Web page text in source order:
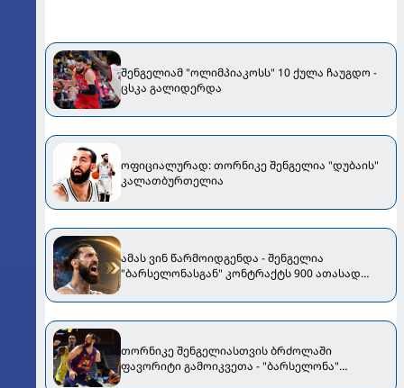
შენგელიამ "ოლიმპიაკოსს" 10 ქულა ჩაუგდო -
ცსკა გალიდერდა
ოფიციალურად: თორნიკე შენგელია "დუბაის"
კალათბურთელია
ამას ვინ წარმოიდგენდა - შენგელია
"ბარსელონასგან" კონტრაქტს 900 ათასად
თორნიკე შენგელიასთვის ბრძოლაში
ფავორიტი გამოიკვეთა - "ბარსელონა"